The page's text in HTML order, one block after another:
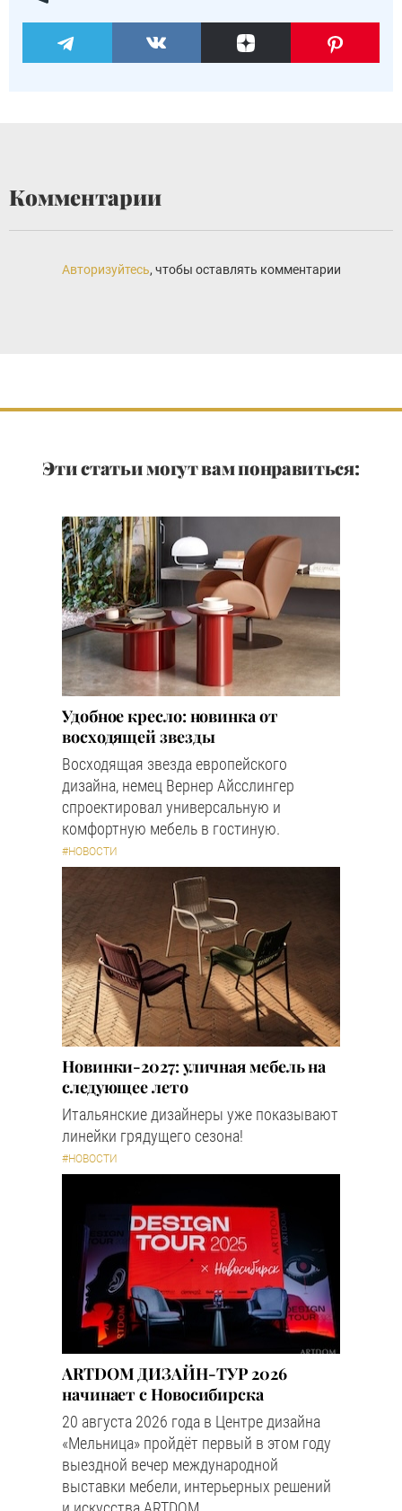
Комментарии
Авторизуйтесь, чтобы оставлять комментарии
Эти статьи могут вам понравиться:
Удобное кресло: новинка от
восходящей звезды
Восходящая звезда европейского
дизайна, немец Вернер Айсслингер
спроектировал универсальную и
комфортную мебель в гостиную.
#НОВОСТИ
Новинки-2027: уличная мебель на
следующее лето
Итальянские дизайнеры уже показывают
линейки грядущего сезона!
#НОВОСТИ
ARTDOM ДИЗАЙН-ТУР 2026
начинает с Новосибирска
20 августа 2026 года в Центре дизайна
«Мельница» пройдёт первый в этом году
выездной вечер международной
выставки мебели, интерьерных решений